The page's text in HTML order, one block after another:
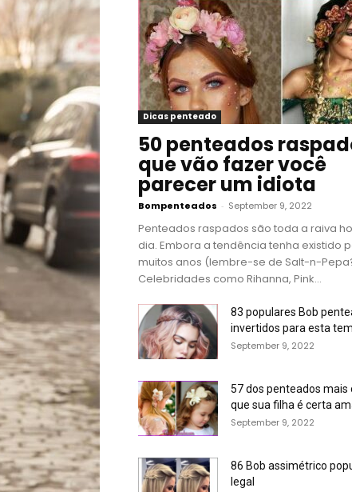
Dicas penteado
50 penteados
que vão fazer você
parecer um idiota
Bompenteados - September 9, 2022
Penteados raspados são toda a raiva
dia. Embora a tendência tenha existido
muitos anos (lembre-se de Salt-n-
Celebridades como Rihanna, Pink...
83 populares Bob
invertidos para esta
September 9, 2022
57 dos penteados mais
que sua filha é certa
September 9, 2022
86 Bob assimétrico
legal